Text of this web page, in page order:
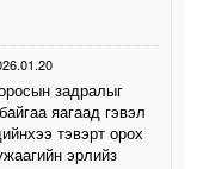
задралыг
яагаад гэвэл
тэвэрт орох
эрлийз